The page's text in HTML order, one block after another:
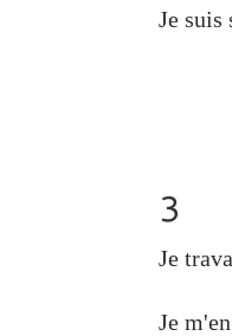
Je suis
3
Je
Je